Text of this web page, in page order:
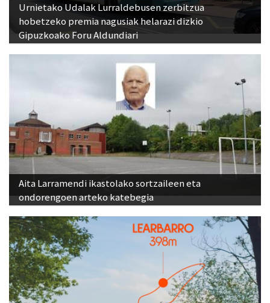
Urnietako Udalak Lurraldebusen zerbitzua
hobetzeko premia nagusiak helarazi dizkio
Gipuzkoako Foru Aldundiari
Aita Larramendi ikastolako sortzaileen eta
ondorengoen arteko katebegia